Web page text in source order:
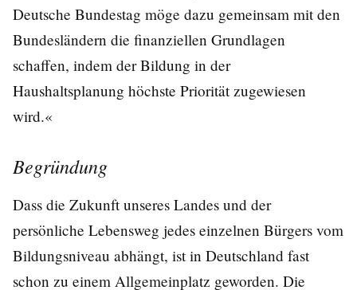
Deutsche Bundestag möge dazu gemeinsam mit den
Bundesländern die finanziellen Grundlagen
schaffen, indem der Bildung in der
Haushaltsplanung höchste Priorität zugewiesen
wird.«
Begründung
Dass die Zukunft unseres Landes und der
persönliche Lebensweg jedes einzelnen Bürgers vom
Bildungsniveau abhängt, ist in Deutschland fast
schon zu einem Allgemeinplatz geworden. Die